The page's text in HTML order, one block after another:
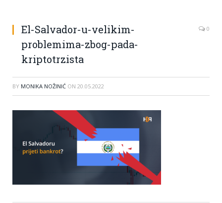
El-Salvador-u-velikim-
problemima-zbog-pada-
kriptotrzista
0
BY MONIKA NOŽINIĆ ON 20.05.2022